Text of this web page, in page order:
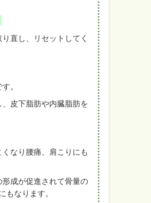
直し、リセットしてく
。
皮下脂肪や内臓脂肪を
なり腰痛、肩こりにも
成が促進されて骨量の
もなります。